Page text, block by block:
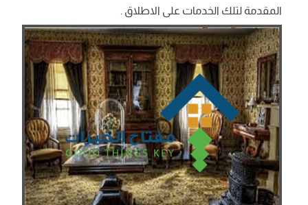
المقدمة لتلك الخدمات على الاطلاق .